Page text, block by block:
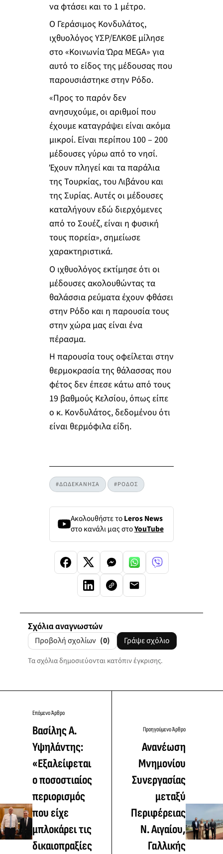
να φτάσει και το 1 μέτρο.
Ο Γεράσιμος Κονδυλάτος,
ιχθυολόγος ΥΣΡ/ΕΛΚΘΕ μίλησε
στο «Κοινωνία Ώρα MEGA» για
αυτό το είδος της μέδουσας που
παρουσιάστηκε στην Ρόδο.
«Προς το παρόν δεν
ανησυχούμε, οι αριθμοί που
έχουμε καταγράψει είναι ακόμα
μικροί. Είναι περίπου 100 – 200
μέδουσες γύρω από το νησί.
Έχουν πληγεί και τα παράλια
της Τουρκίας, του Λιβάνου και
της Συρίας. Αυτές οι μέδουσες
καταλήγουν εδώ διερχόμενες
από το Σουέζ, είναι η φυσική
τους πορεία», σημείωσε
χαρακτηριστικά.
Ο ιχθυολόγος εκτίμησε ότι οι
μέδουσες ακολουθώντας τα
θαλάσσια ρεύματα έχουν φθάσει
στην Ρόδο και η παρουσία τους
στην χώρα μας είναι ένα
πέρασμα.
Η παρουσία τους οφείλεται στην
θερμοκρασία της θάλασσας που
φέτος δεν έπεσε κάτω από τους
19 βαθμούς Κελσίου, όπως είπε
ο κ. Κονδυλάτος, δεδομένου ότι
είναι θερμόφιλα είδη.
#ΔΩΔΕΚΑΝΗΣΑ #ΡΟΔΟΣ
Ακολουθήστε τοLeros News
στο κανάλι μας στοYouTube
Σχόλια αναγνωστών
Προβολή σχολίων (0) Γράψε σχόλιο
Τα σχόλια δημοσιεύονται κατόπιν έγκρισης.
Επόμενο Άρθρο
Βασίλης Α.
Υψηλάντης:
«Εξαλείφεται
ο ποσοστιαίος
περιορισμός
που είχε
μπλοκάρει τις
δικαιοπραξίες
Προηγούμενο Άρθρο
Ανανέωση
Μνημονίου
Συνεργασίας
μεταξύ
Περιφέρειας
Ν. Αιγαίου,
Γαλλικής